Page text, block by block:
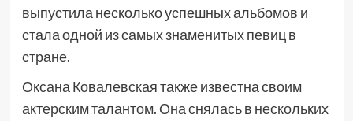
выпустила несколько успешных альбомов и
стала одной из самых знаменитых певиц в
стране.
Оксана Ковалевская также известна своим
актерским талантом. Она снялась в нескольких